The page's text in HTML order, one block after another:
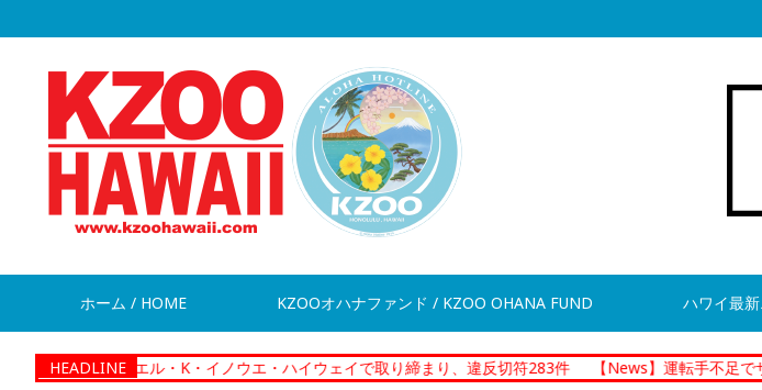
ホーム / HOME KZOOオハナファンド / KZOO OHANA FUND ハワイ最
HEADLINE
ダニエル・K・イノウエ・ハイウェイで取り締まり、違反切符283件 【News】運転手不足でザ・バスに遅